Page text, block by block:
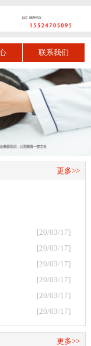
联系我们
更多>>
[20/03/17]
[20/03/17]
[20/03/17]
[20/03/17]
[20/03/17]
[20/03/17]
更多>>